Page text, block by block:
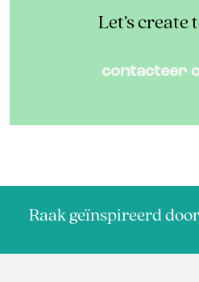
Let’s create
contacteer
Raak geïnspireerd